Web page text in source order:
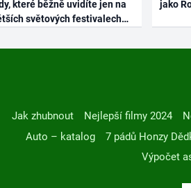
které běžně uvidíte jen na
světových festivalech
jako
Jak zhubnout Nejlepší filmy 2024
Auto – katalog
7 pádů Honzy
Výpočet